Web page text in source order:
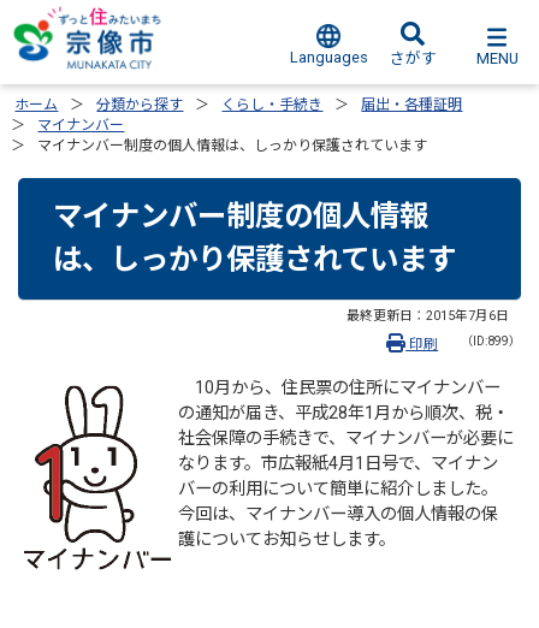
Languages さがす MENU
ホーム 分類から探す くらし・手続き
届出・各種証明
マイナンバー
マイナンバー制度の個人情報は、しっかり保護されています
マイナンバー制度の個人情報
は、しっかり保護されています
最終更新日： 2015年7月6日
（ID:899）
印刷
10月から、住民票の住所にマイナンバー
の通知が届き、平成28年1月から順次、税・
社会保障の手続きで、マイナンバーが必要に
なります。市広報紙4月1日号で、マイナン
バーの利用について簡単に紹介しました。
今回は、マイナンバー導入の個人情報の保
護についてお知らせします。